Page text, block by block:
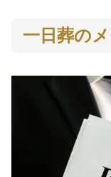
一日葬の